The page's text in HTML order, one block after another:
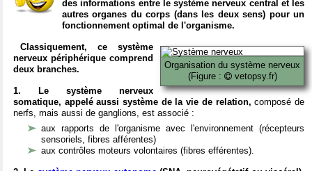
des informations entre le système nerveux central et les
autres organes du corps (dans les deux sens) pour un
fonctionnement optimal de l'organisme.
Organisation du système nerveux
(Figure :
vetopsy.fr)
Classiquement, ce système
nerveux périphérique comprend
deux branches.
1. Le système nerveux
somatique, appelé aussi système de la vie de relation, composé de
nerfs, mais aussi de ganglions, est associé :
aux rapports de l'organisme avec l'environnement (récepteurs
sensoriels, fibres afférentes)
aux contrôles moteurs volontaires (fibres efférentes).